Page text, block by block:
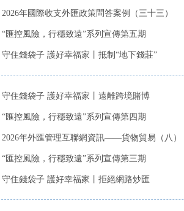
2026年國際收支外匯政策問答案例（三十三）
“匯控風險，行穩致遠”系列宣傳第五期
守住錢袋子 護好幸福家丨抵制“地下錢莊”
守住錢袋子 護好幸福家丨遠離跨境賭博
“匯控風險，行穩致遠”系列宣傳第四期
2026年外匯管理互聯網資訊——貨物貿易（八）
“匯控風險，行穩致遠”系列宣傳第三期
守住錢袋子 護好幸福家丨拒絕網路炒匯